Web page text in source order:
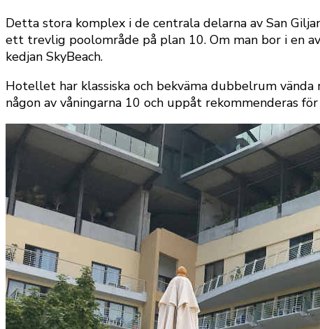
Detta stora komplex i de centrala delarna av San
ett trevlig poolområde på plan 10. Om man bor i en
kedjan SkyBeach.
Hotellet har klassiska och bekväma dubbelrum
någon av våningarna 10 och uppåt rekommenderas